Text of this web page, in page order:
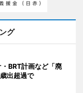
グ
BRT計画など「廃
出超過で